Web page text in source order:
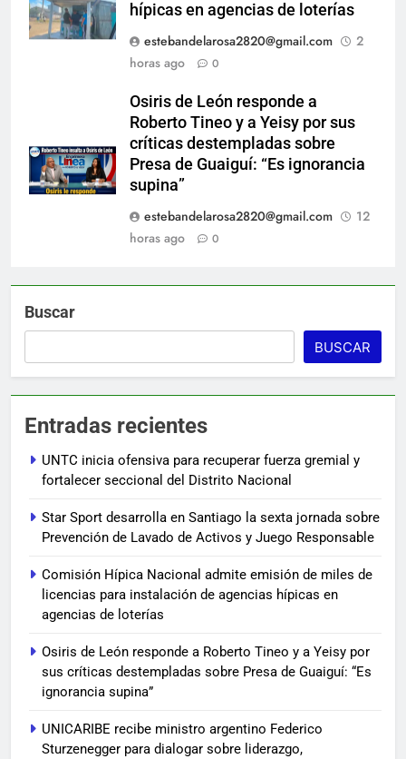
hípicas en agencias de loterías
estebandelarosa2820@gmail.com
2
horas ago
0
Osiris de León responde a
Roberto Tineo y a Yeisy por sus
críticas destempladas sobre
Presa de Guaiguí: “Es ignorancia
supina”
estebandelarosa2820@gmail.com
12
horas ago
0
Buscar
BUSCAR
Entradas recientes
UNTC inicia ofensiva para recuperar fuerza gremial y
fortalecer seccional del Distrito Nacional
Star Sport desarrolla en Santiago la sexta jornada sobre
Prevención de Lavado de Activos y Juego Responsable
Comisión Hípica Nacional admite emisión de miles de
licencias para instalación de agencias hípicas en
agencias de loterías
Osiris de León responde a Roberto Tineo y a Yeisy por
sus críticas destempladas sobre Presa de Guaiguí: “Es
ignorancia supina”
UNICARIBE recibe ministro argentino Federico
Sturzenegger para dialogar sobre liderazgo,